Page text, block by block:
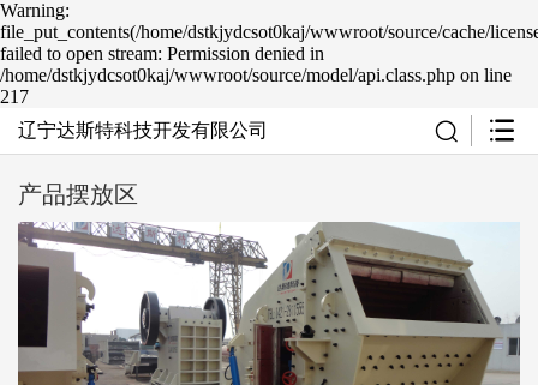
Warning:
file_put_contents(/home/dstkjydcsot0kaj/wwwroot/source/cache/
failed to open stream: Permission denied in
/home/dstkjydcsot0kaj/wwwroot/source/model/api.class.php on line
217
辽宁达斯特科技开发有限公司
产品摆放区